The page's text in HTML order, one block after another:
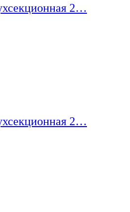
2…
2…